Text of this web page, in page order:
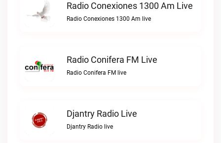
Radio Conexiones 1300 Am Live
Radio Conexiones 1300 Am live
Radio Conifera FM Live
Radio Conifera FM live
Djantry Radio Live
Djantry Radio live